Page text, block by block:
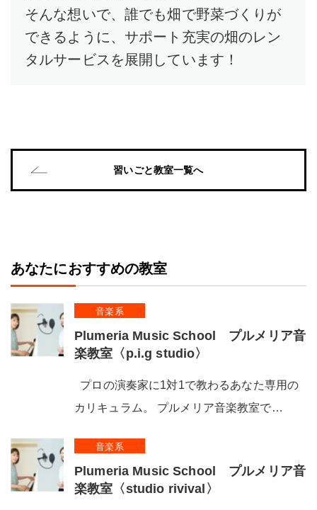
そんな想いで、誰でも畑で野菜づくりが
できるように、サポート充実の畑のレン
タルサービスを展開しています！
習いごと教室一覧へ
あなたにおすすめの教室
音楽系
Plumeria Music School プルメリア音
楽教室〈p.i.g studio〉
プロの演奏家に1対1で教わるあなた専用の
カリキュラム。 プルメリア音楽教室で…
音楽系
Plumeria Music School プルメリア音
楽教室〈studio rivival〉